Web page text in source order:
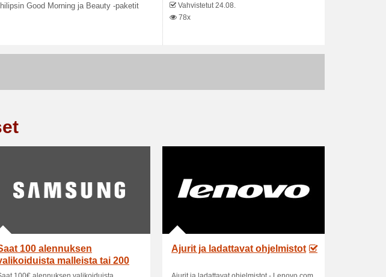
Good Morning ja Beauty -paketit
Vahvistetut 24.08.
78x
100 alennuksen
malleista tai 200
Ajurit ja ladattavat ohjelmistot